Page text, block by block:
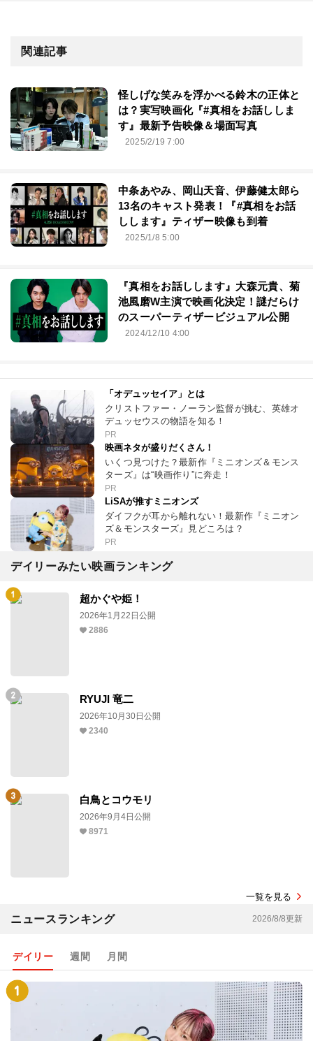
関連記事
怪しげな笑みを浮かべる鈴木の正体と
は？実写映画化『#真相をお話ししま
す』最新予告映像＆場面写真
2025/2/19 7:00
中条あやみ、岡山天音、伊藤健太郎ら
13名のキャスト発表！『#真相をお話
しします』ティザー映像も到着
2025/1/8 5:00
『真相をお話しします』大森元貴、菊
池風磨W主演で映画化決定！謎だらけ
のスーパーティザービジュアル公開
2024/12/10 4:00
「オデュッセイア」とは
クリストファー・ノーラン監督が挑む、英雄オ
デュッセウスの物語を知る！
PR
映画ネタが盛りだくさん！
いくつ見つけた？最新作『ミニオンズ＆モンス
ターズ』は“映画作り”に奔走！
PR
LiSAが推すミニオンズ
ダイフクが耳から離れない！最新作『ミニオン
ズ＆モンスターズ』見どころは？
PR
デイリーみたい映画ランキング
超かぐや姫！
2026年1月22日公開
2886
RYUJI 竜二
2026年10月30日公開
2340
白鳥とコウモリ
2026年9月4日公開
8971
一覧を見る
ニュースランキング 2026/8/8更新
デイリー 週間 月間